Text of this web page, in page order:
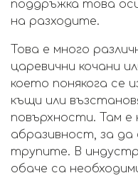
поддръжка това
на разходите.
Това е много
царевични кочани
което понякога се
къщи или
повърхности. Там е
абразивност, за да
трупите. В
обаче са